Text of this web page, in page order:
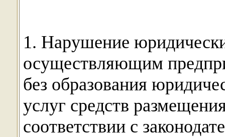
1. Нарушение
осуществляющим
без образования
услуг средств
соответствии с